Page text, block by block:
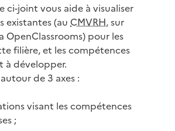
ci-joint vous aide à visualiser
existantes (au CMVRH, sur
OpenClassrooms) pour les
filière, et les compétences
à développer.
de 3 axes :
visant les compétences
;